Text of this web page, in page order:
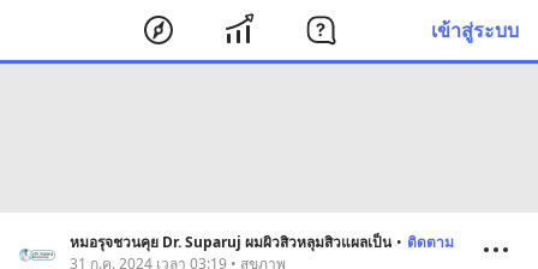
เข้าสู่ระบบ
หมอรุจชวนคุย Dr. Suparuj ผมผิวสิวหลุมสิวแผลเป็น • ติดตาม
31 ก.ค. 2024 เวลา 03:19 • สุขภาพ